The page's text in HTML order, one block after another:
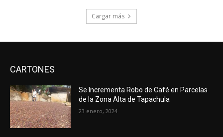
Cargar más
CARTONES
Se Incrementa Robo de Café en Parcelas
de la Zona Alta de Tapachula
23 enero, 2024